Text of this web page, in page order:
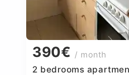
390€ / month
2 bedrooms